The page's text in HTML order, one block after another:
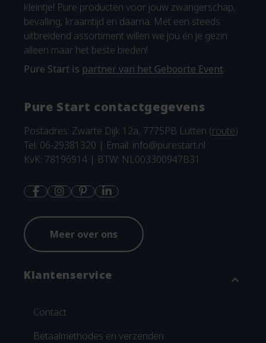
kleintje! Pure producten voor jouw zwangerschap,
bevalling, kraamtijd en daarna. Met een steeds
uitbreidend assortiment willen we jou én je gezin
alleen maar het beste bieden!
Pure Start is partner van het Geboorte Event.
Pure Start contactgegevens
Postadres: Zwarte Dijk 12a, 7775PB Lutten (route)
Tel: 06-29381320 | Email: info@purestart.nl
KvK: 78196914 | BTW: NL003300947B31
Meer over ons
Klantenservice expand_more
Contact
Betaalmethodes en verzenden